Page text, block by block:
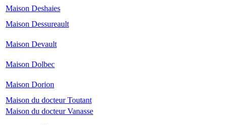
Maison Deshaies
Maison Dessureault
Maison Devault
Maison Dolbec
Maison Dorion
Maison du docteur Toutant
Maison du docteur Vanasse